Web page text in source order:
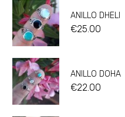
ANILLO DHELI
€25.00
ANILLO DOHA
€22.00